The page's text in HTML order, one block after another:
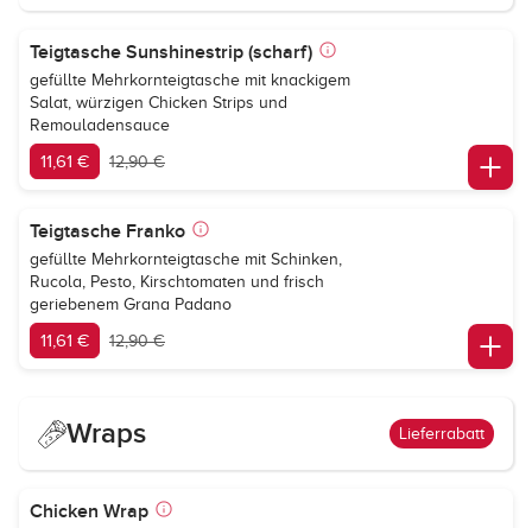
Teigtasche Sunshinestrip (scharf)
gefüllte Mehrkornteigtasche mit knackigem
Salat, würzigen Chicken Strips und
Remouladensauce
11,61 € 12,90 €
Teigtasche Franko
gefüllte Mehrkornteigtasche mit Schinken,
Rucola, Pesto, Kirschtomaten und frisch
geriebenem Grana Padano
11,61 € 12,90 €
Wraps Lieferrabatt
Chicken Wrap